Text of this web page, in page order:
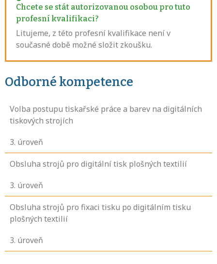
Chcete se stát autorizovanou osobou pro tuto
profesní kvalifikaci?
Litujeme, z této profesní kvalifikace není v
současné době možné složit zkoušku.
Odborné kompetence
Volba postupu tiskařské práce a barev na digitálních
tiskových strojích
3. úroveň
Obsluha strojů pro digitální tisk plošných textilií
3. úroveň
Obsluha strojů pro fixaci tisku po digitálním tisku
plošných textilií
3. úroveň